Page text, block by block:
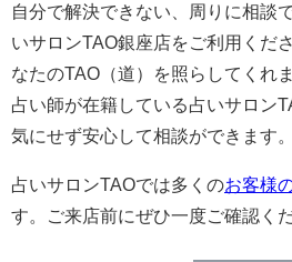
自分で解決できない、周りに相談
いサロンTAO銀座店をご利用くだ
なたのTAO（道）を照らしてくれ
占い師が在籍している占いサロン
気にせず安心して相談ができます。
占いサロンTAOでは多くのお客様
す。ご来店前にぜひ一度ご確認くだ